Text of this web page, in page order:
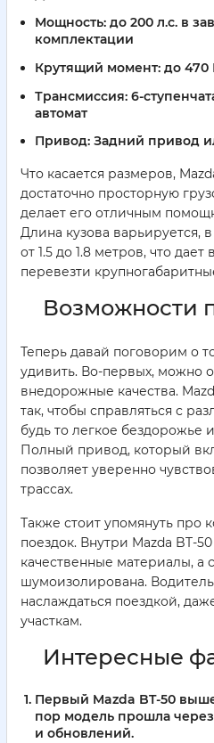
Мощность: до 200 л.с. в
комплектации
Крутящий момент: до 470
Трансмиссия: 6-
автомат
Привод: Задний привод
Что касается размеров,
достаточно просторную
делает его отличным
Длина кузова варьируется,
от 1.5 до 1.8 метров, что
перевезти
Возможности
Теперь давай поговорим о
удивить. Во-первых, можно
внедорожные качества.
так, чтобы справляться с
будь то легкое
Полный привод, который
позволяет уверенно
трассах.
Также стоит упомянуть про
поездок. Внутри Mazda BT-
качественные материалы, а
шумоизолирована.
наслаждаться поездкой,
участкам.
Интересные
Первый Mazda BT-50
пор модель прошла
и обновлений.